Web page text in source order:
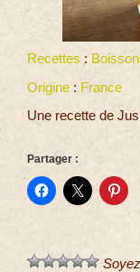
Recettes :
Origine : France
Une recette de
Partager :